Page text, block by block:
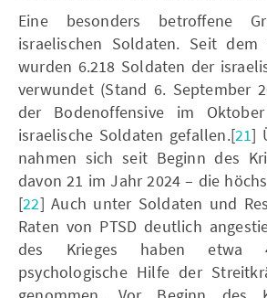
Eine besonders betroffene
israelischen Soldaten. Seit
wurden 6.218 Soldaten der
verwundet (Stand 6. September
der Bodenoffensive im
israelische Soldaten gefallen.[21]
nahmen sich seit Beginn des
davon 21 im Jahr 2024 – die
[22] Auch unter Soldaten und
Raten von PTSD deutlich
des Krieges haben etwa
psychologische Hilfe der